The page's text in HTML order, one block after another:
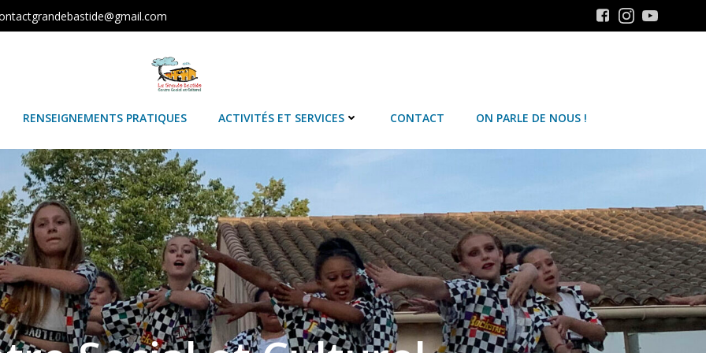
RENSEIGNEMENTS PRATIQUES ACTIVITÉS ET SERVICES CONTACT ON PARLE DE NOUS !